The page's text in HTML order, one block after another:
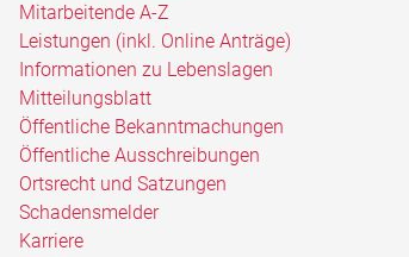
Mitarbeitende A-Z
Leistungen (inkl. Online Anträge)
Informationen zu Lebenslagen
Mitteilungsblatt
Öffentliche Bekanntmachungen
Öffentliche Ausschreibungen
Ortsrecht und Satzungen
Schadensmelder
Karriere